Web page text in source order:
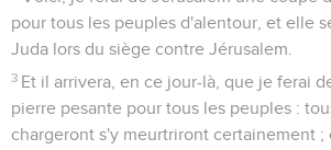
pour tous les peuples d'alentour, et elle
Juda lors du siège contre Jérusalem.
3 Et il arrivera, en ce jour-là, que je ferai
pierre pesante pour tous les peuples :
chargeront s'y meurtriront certainement ;